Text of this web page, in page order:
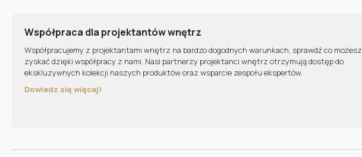
Współpraca dla projektantów wnętrz
Współpracujemy z projektantami wnętrz na bardzo dogodnych warunkach, sprawdź co możesz
zyskać dzięki współpracy z nami. Nasi partnerzy projektanci wnętrz otrzymują dostęp do
ekskluzywnych kolekcji naszych produktów oraz wsparcie zespołu ekspertów.
Dowiedz się więcej!